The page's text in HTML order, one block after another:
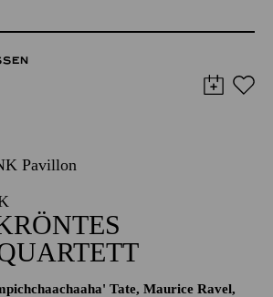
Pavillon
Tate, Maurice Ravel,